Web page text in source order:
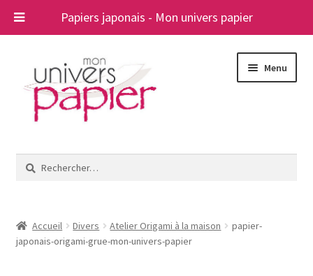
Papiers japonais - Mon univers papier
navigation
contenu
Menu
le
A propos
Rechercher :
Accueil Divers Atelier Origami à la maison
papier-
japonais-origami-grue-mon-univers-papier